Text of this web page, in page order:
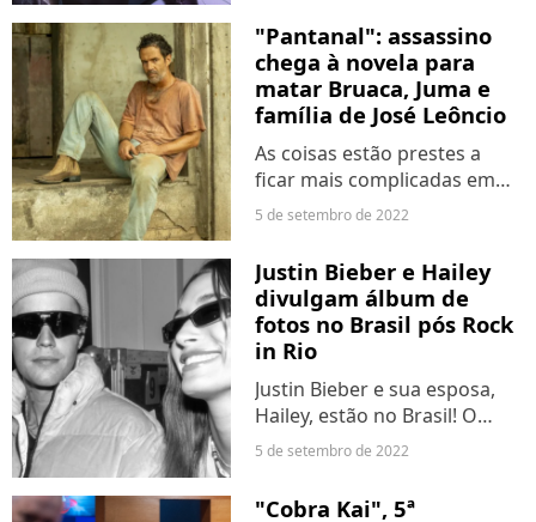
incríveis - em grupo e
individuais - das idols. Lisa,
Jennie, Jisoo e Rosé...
"Pantanal": assassino
chega à novela para
matar Bruaca, Juma e
família de José Leôncio
As coisas estão prestes a
ficar mais complicadas em
"Pantanal". Nos próximos
conheceremos Solano (Rafa
Sieg). O homem é um
assassino de aluguel
contratado por...
5 de setembro de 2022
Justin Bieber e Hailey
divulgam álbum de
fotos no Brasil pós Rock
in Rio
Justin Bieber e sua esposa,
Hailey, estão no Brasil! O
casal chegou ao país
apresentação do cantor no
5 de setembro de 2022
"Cobra Kai", 5ª